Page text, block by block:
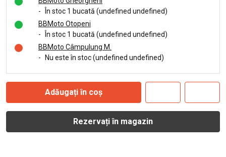
-
În stoc 1 bucată (undefined undefined)
BBMoto Otopeni
-
În stoc 1 bucată (undefined undefined)
BBMoto Câmpulung M.
-
Nu este în stoc (undefined undefined)
Adăugați în coș
Rezervați în magazin